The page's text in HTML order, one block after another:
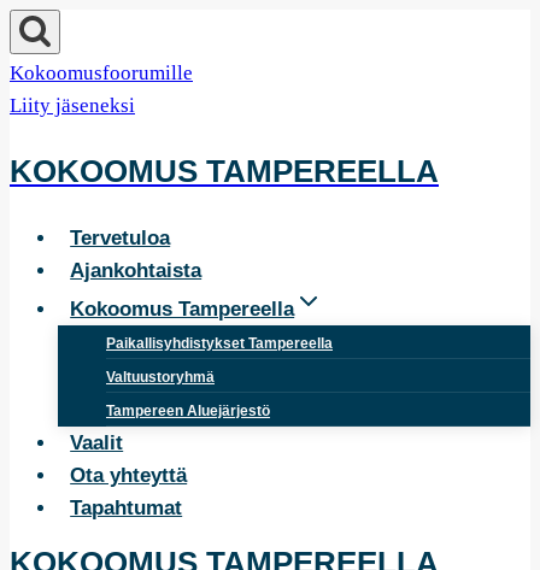
Siirry
sisältöön
Kokoomusfoorumille
Liity jäseneksi
KOKOOMUS TAMPEREELLA
Tervetuloa
Ajankohtaista
Kokoomus Tampereella
Paikallisyhdistykset Tampereella
Valtuustoryhmä
Tampereen Aluejärjestö
Vaalit
Ota yhteyttä
Tapahtumat
KOKOOMUS TAMPEREELLA